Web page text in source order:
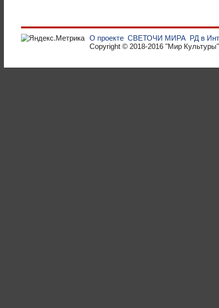
О проекте СВЕТОЧИ МИРА РД в
Copyright © 2018-2016 "Мир Культуры"